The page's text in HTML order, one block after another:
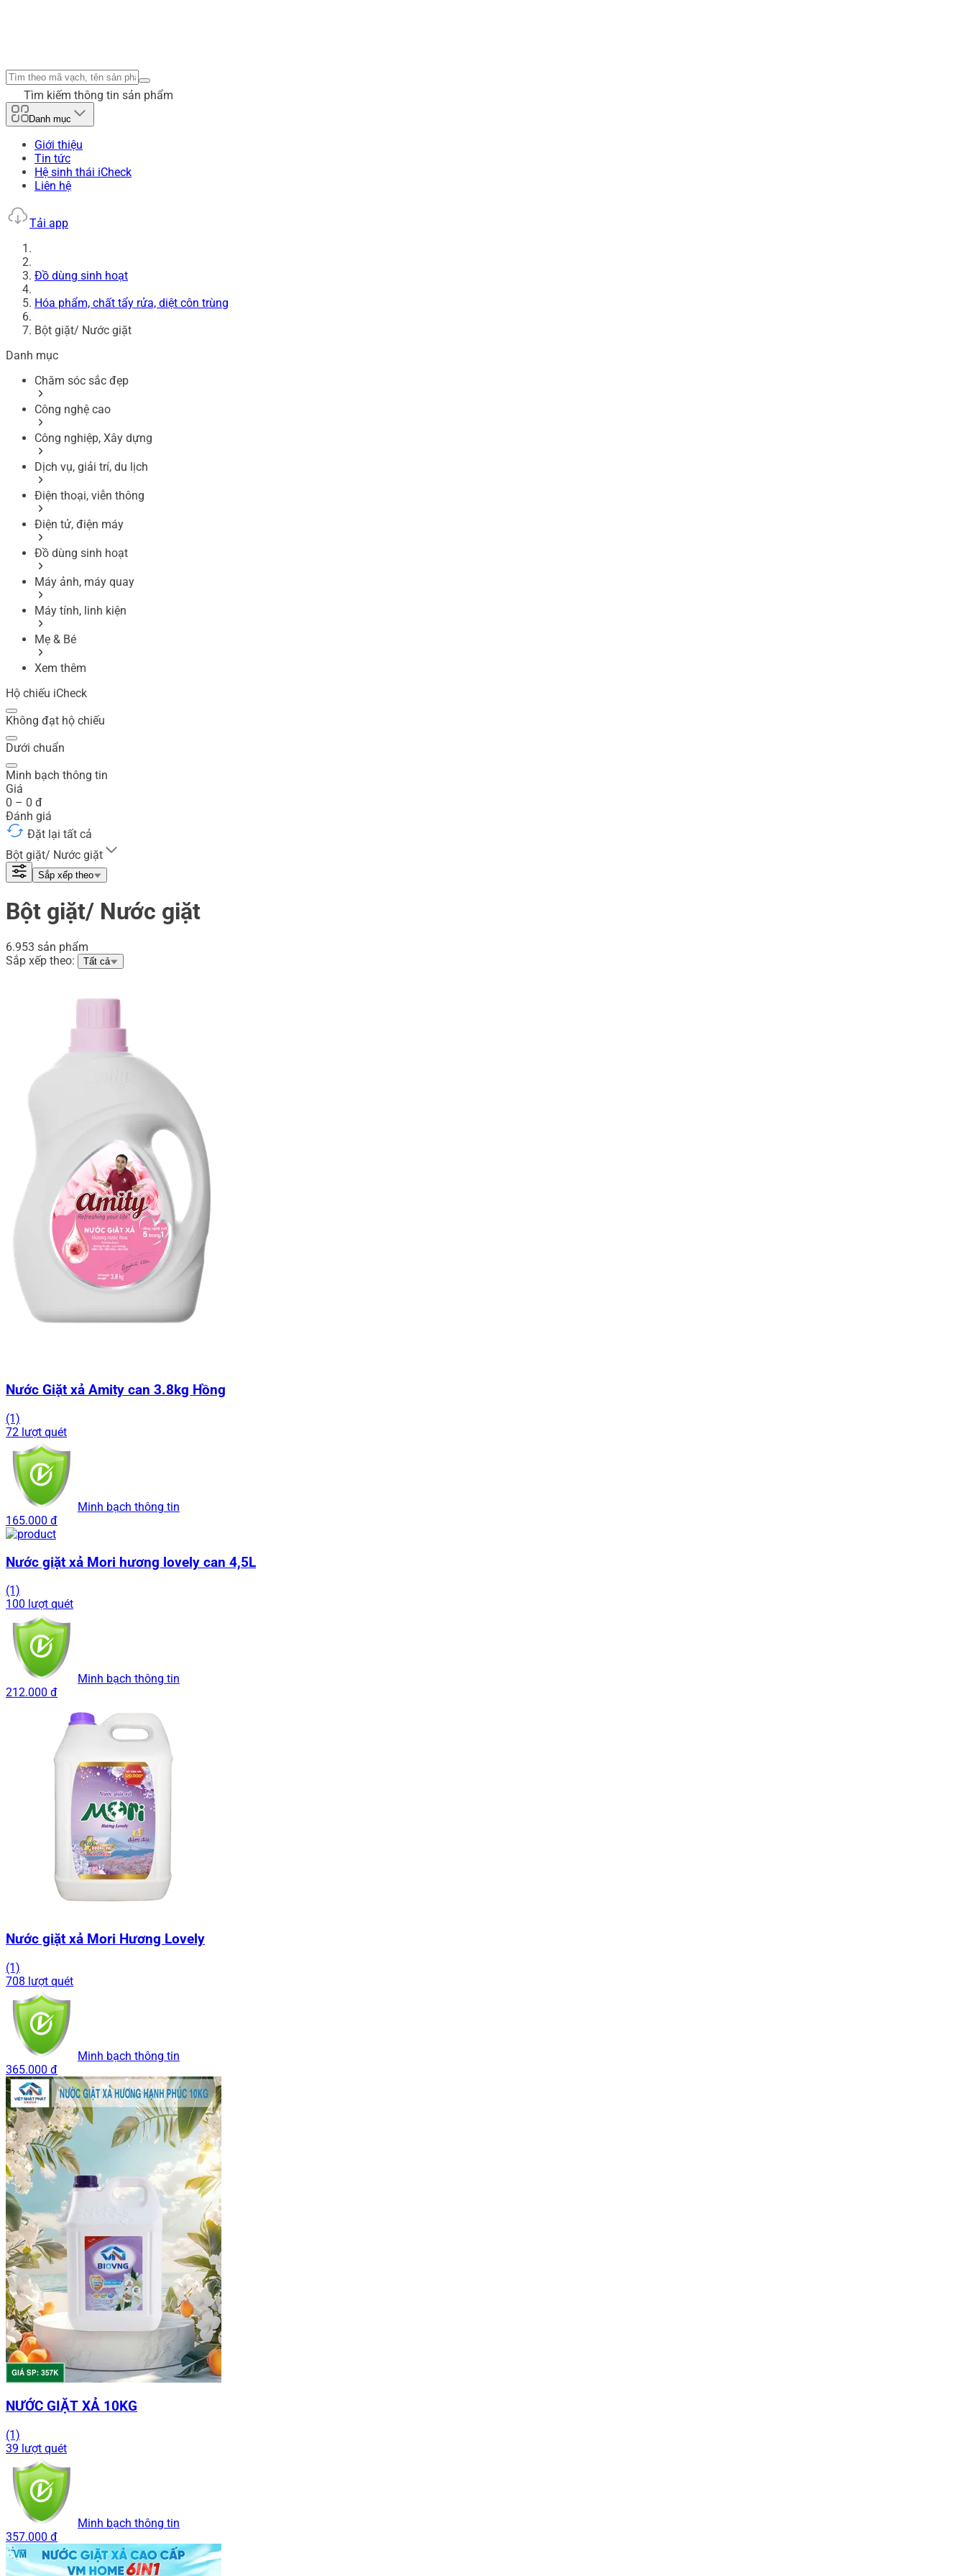
Tìm kiếm thông tin sản phẩm
Danh mục
Giới thiệu
Tin tức
Hệ sinh thái iCheck
Liên hệ
Tải app
Đồ dùng sinh hoạt
Hóa phẩm, chất tẩy rửa, diệt côn trùng
Bột giặt/ Nước giặt
Danh mục
Chăm sóc sắc đẹp
Công nghệ cao
Công nghiệp, Xây dựng
Dịch vụ, giải trí, du lịch
Điện thoại, viễn thông
Điện tử, điện máy
Đồ dùng sinh hoạt
Máy ảnh, máy quay
Máy tính, linh kiện
Mẹ & Bé
Xem thêm
Hộ chiếu iCheck
Không đạt hộ chiếu
Dưới chuẩn
Minh bạch thông tin
Giá
0 – 0 đ
Đánh giá
Đặt lại tất cả
Bột giặt/ Nước giặt
Sắp xếp theo
Bột giặt/ Nước giặt
6.953 sản phẩm
Sắp xếp theo:
Tất cả
Nước Giặt xả Amity can 3.8kg Hồng
(1)
72 lượt quét
Minh bạch thông tin
165.000 đ
Nước giặt xả Mori hương lovely can 4,5L
(1)
100 lượt quét
Minh bạch thông tin
212.000 đ
Nước giặt xả Mori Hương Lovely
(1)
708 lượt quét
Minh bạch thông tin
365.000 đ
NƯỚC GIẶT XẢ 10KG
(1)
39 lượt quét
Minh bạch thông tin
357.000 đ